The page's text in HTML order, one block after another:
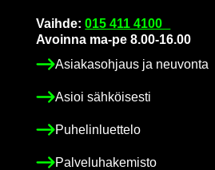
Vaih­de:015 411 4100
Avoin­na ma-pe 8.00-16.00
Asia­kas­oh­jaus ja neu­von­ta
Asioi säh­köi­ses­ti
Pu­he­lin­luet­te­lo
Pal­ve­lu­ha­ke­mis­to